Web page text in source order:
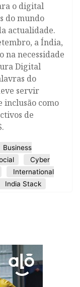
o digital
do mundo
actualidade.
a Índia,
na necessidade
Digital
do
servir
inclusão como
de
Business
Cyber
International
India Stack